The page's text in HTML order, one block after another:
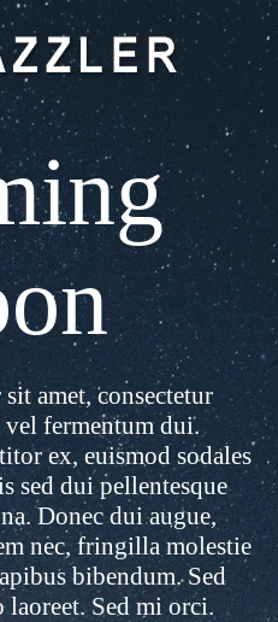
amet, consectetur
fermentum dui.
ex, euismod sodales
sed dui pellentesque
Donec dui augue,
nec, fringilla molestie
bibendum. Sed
Sed mi orci.